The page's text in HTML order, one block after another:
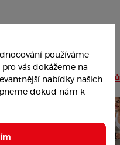
Číst více článků
používáme
vás dokážeme na
nabídky našich
dokud nám k